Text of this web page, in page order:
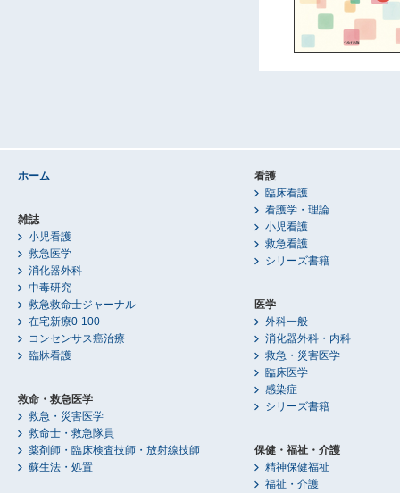
ホーム
雑誌
小児看護
救急医学
消化器外科
中毒研究
救急救命士ジャーナル
在宅新療0-100
コンセンサス癌治療
臨牀看護
救命・救急医学
救急・災害医学
救命士・救急隊員
薬剤師・臨床検査技師・放射線技師
蘇生法・処置
看護
臨床看護
看護学・理論
小児看護
救急看護
シリーズ書籍
医学
外科一般
消化器外科・内科
救急・災害医学
臨床医学
感染症
シリーズ書籍
保健・福祉・介護
精神保健福祉
福祉・介護